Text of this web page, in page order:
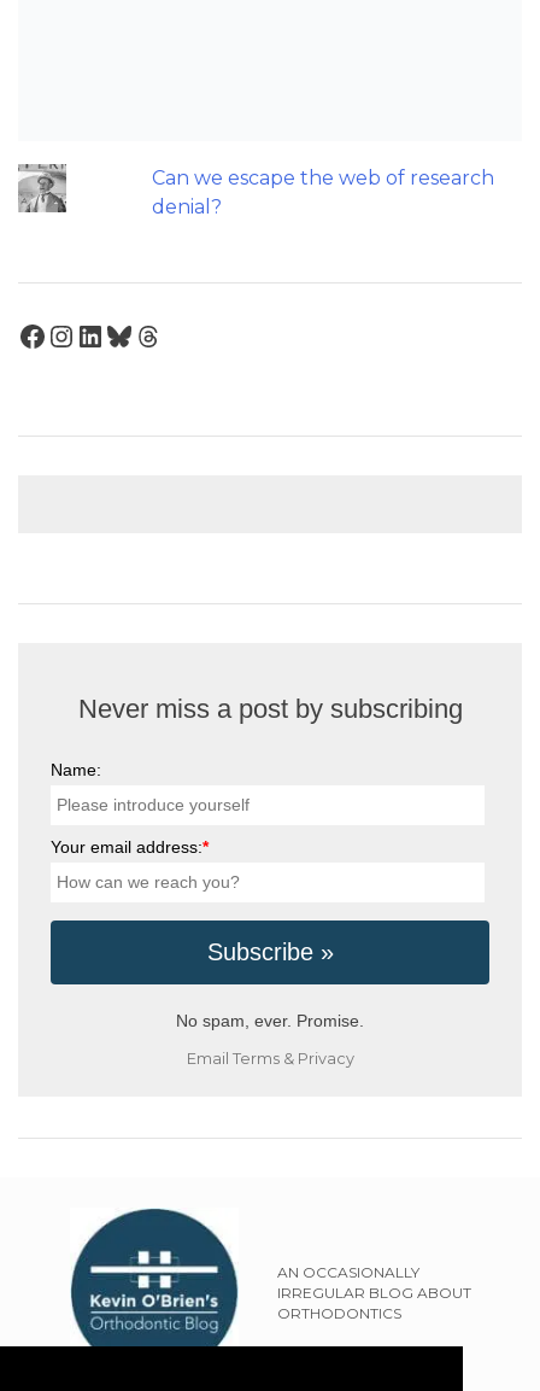
Can we escape the web of research
denial?
Facebook
Instagram
LinkedIn
Bluesky
Threads
Never miss a post by subscribing
Name:
Your email address:*
No spam, ever. Promise.
Email Terms& Privacy
AN OCCASIONALLY
IRREGULAR BLOG ABOUT
ORTHODONTICS